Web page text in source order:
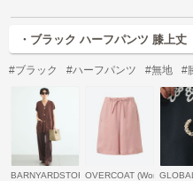
・ブラック ハーフパンツ 膝上丈
#ブラック #ハーフパンツ #無地 #
BARNYARDSTORMOVERCOAT (Women)/オ